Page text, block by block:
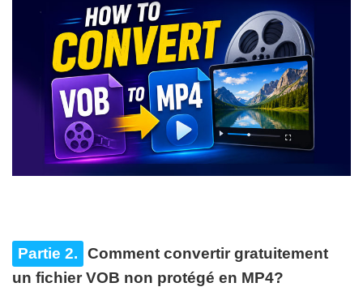
Partie 2.
Comment convertir gratuitement
un fichier VOB non protégé en MP4?